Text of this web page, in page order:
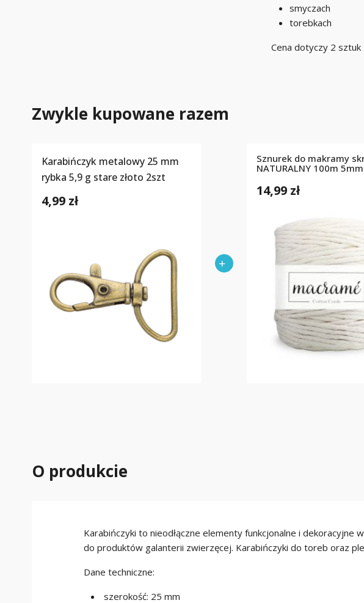
smyczach
torebkach
Cena dotyczy 2 sztuk
Zwykle kupowane razem
Karabińczyk metalowy 25 mm
rybka 5,9 g stare złoto 2szt
4,99 zł
Sznurek do makramy
NATURALNY 100m 5mm
14,99 zł
O produkcie
Karabińczyki to nieodłączne elementy funkcjonalne i
do produktów galanterii zwierzęcej. Karabińczyki do toreb oraz
Dane techniczne:
szerokość: 25 mm